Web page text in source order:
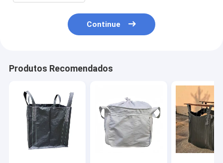
Continue
Produtos Recomendados